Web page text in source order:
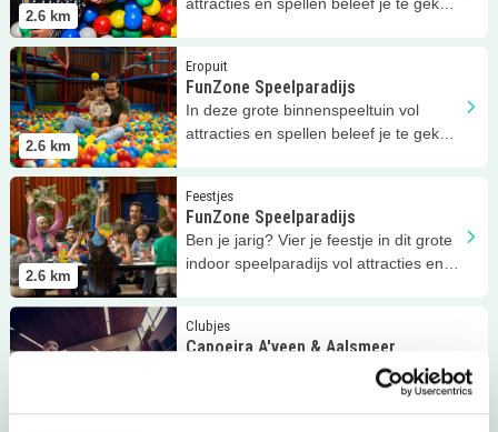
2.6 km
2.6 km
Eropuit
FunZone Speelparadijs
In deze grote binnenspeeltuin vol
attracties en spellen beleef je te gekke
Lees meer FunZone Speelparadijs
2.6 km
Feestjes
FunZone Speelparadijs
Ben je jarig? Vier je feestje in dit grote
indoor speelparadijs vol attracties en
Lees meer FunZone Speelparadijs
Clubjes
Capoeira A'veen & Aalsmeer
Laat je kinderen kennismaken met de
betoverende wereld van capoeira in
Aalsmeer en Amstelveen!
Lees meer Capoeira A'veen &amp; Aalsmeer